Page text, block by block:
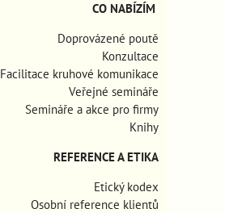
CO NABÍZÍM
Doprovázené poutě
Konzultace
Facilitace kruhové komunikace
Veřejné semináře
Semináře a akce pro firmy
Knihy
REFERENCE A ETIKA
Etický kodex
Osobní reference klientů